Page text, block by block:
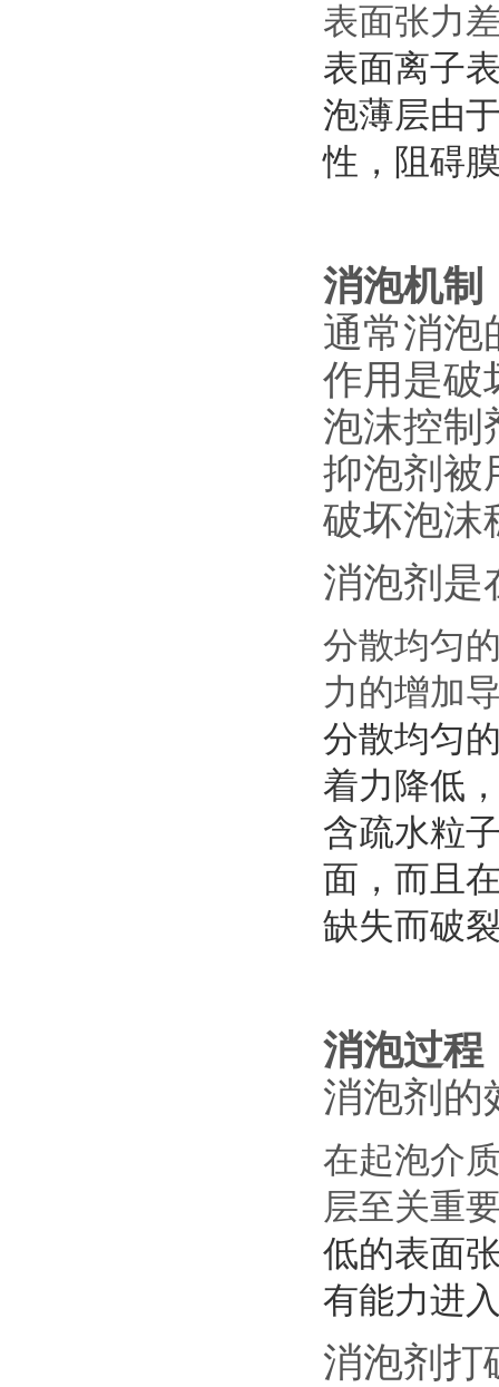
表面张力
表面离子
泡薄层由
性，阻碍
消泡机制
通常消泡
作用是破
泡沫控制
抑泡剂被
破坏泡沫
消泡剂是
分散均匀
力的增加
分散均匀
着力降低
含疏水粒
面，而且
缺失而破
消泡过程
消泡剂的
在起泡介
层至关重
低的表面
有能力进
消泡剂打